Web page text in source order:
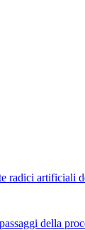
radici artificiali
della